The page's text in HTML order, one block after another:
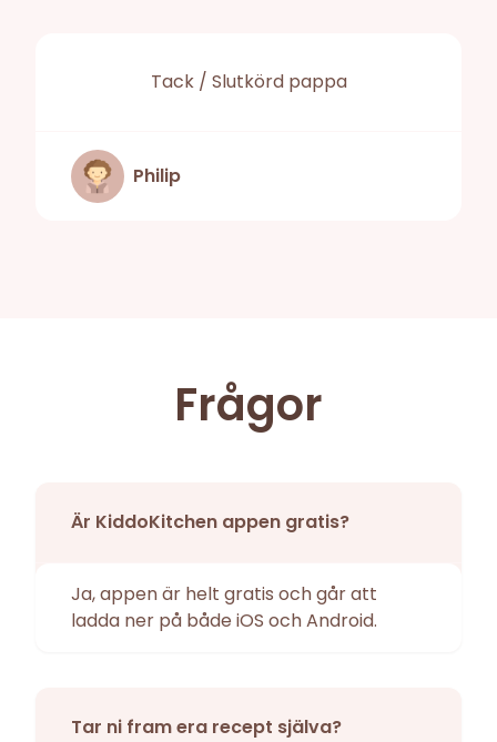
Tack / Slutkörd pappa
Philip
Frågor
Är KiddoKitchen appen gratis?
Ja, appen är helt gratis och går att
ladda ner på både iOS och Android.
Tar ni fram era recept själva?